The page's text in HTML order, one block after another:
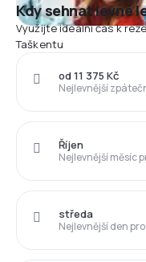
Kdy sehnat levné
Využijte ideální čas k
Taškentu
Nejlevnější
od 11 375 Kč
Nejlevnější měsíc
Říjen
Nejlevnější den
středa